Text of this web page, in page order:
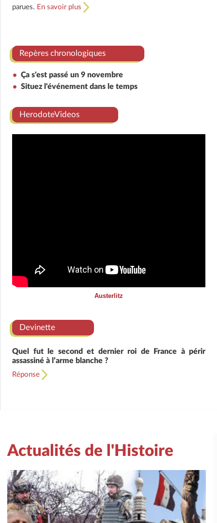
parues. En savoir plus
Repères chronologiques
Ça s'est passé un 9 novembre
Situez l'événement dans le temps
HerodoteVideos
Austerlitz
Devinette
Quel fut le second et dernier roi de France à périr
assassiné à l’arme blanche ?
Réponse
Actualités de l'Histoire